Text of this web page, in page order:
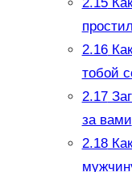
2.16
тобой
2.17
за вами
2.18